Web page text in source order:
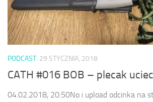
PODCAST 29 STYCZNIA, 2018
CATH #016 BOB – plecak
04.02.2018, 20:50No i upload odcinka na